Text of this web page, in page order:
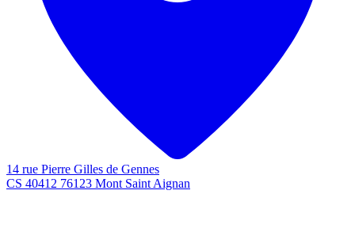
14 rue Pierre Gilles de Gennes
CS 40412 76123 Mont Saint Aignan